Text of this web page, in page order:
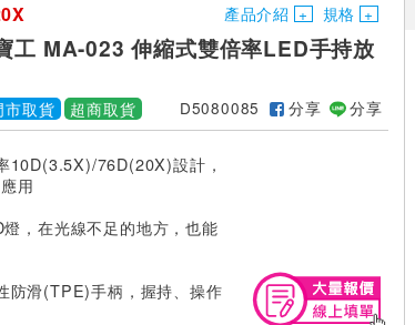
產品介紹 規格
工 MA-023 伸縮式雙倍率LED手持放
市取貨 超商取貨 D5080085 分享 分享
10D(3.5X)/76D(20X)設計，
用
，在光線不足的地方，也能
防滑(TPE)手柄，握持、操作